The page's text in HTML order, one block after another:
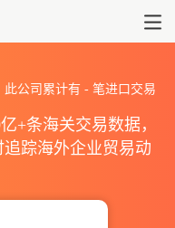
此公司累计有 - 笔进口交易
+条海关交易数据，
踪海外企业贸易动